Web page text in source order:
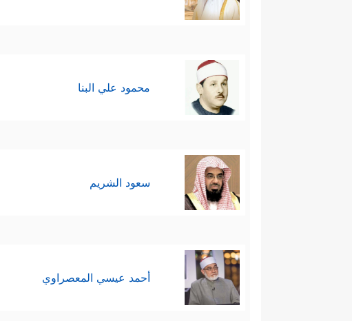
محمود علي البنا
سعود الشريم
أحمد عيسي المعصراوي